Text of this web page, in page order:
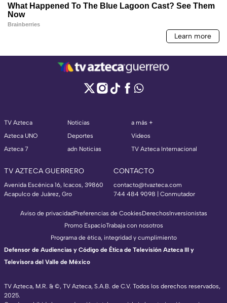
TV Azteca
Azteca UNO
Azteca 7
Noticias
Deportes
adn Noticias
a más +
Videos
TV Azteca Internacional
TV AZTECA GUERRERO
Avenida Escénica 16, Icacos, 39860
Acapulco de Juárez, Gro
CONTACTO
contacto@tvazteca.com
744 484 9098 | Conmutador
TV Azteca, M.R. & ©, TV Azteca, S.A.B. de C.V. Todos los derechos reservados,
2025.
Aviso de privacidadPreferencias de CookiesDerechosInversionistas
Promo EspacioTrabaja con nosotros
Programa de ética, integridad y cumplimiento
Defensor de Audiencias y Código de Ética de Televisión Azteca III y
Televisora del Valle de México